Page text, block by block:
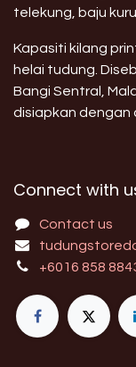
telekung, baju
Kapasiti kilang
helai tudung.
Bangi Sentral,
disiapkan dengan
Connect with
Contact us
+6016 858